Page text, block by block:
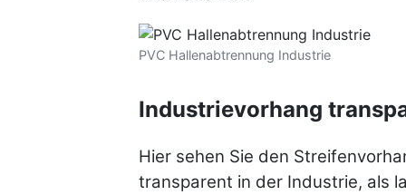
PVC Hallenabtrennung Industrie
Industrievorhang
Hier sehen Sie den
transparent in der Industrie, als